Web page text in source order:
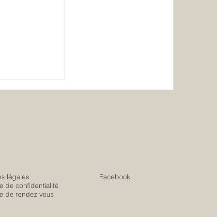
légales
de confidentialité
de rendez vous
Facebook